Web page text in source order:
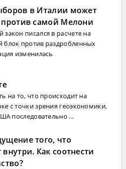
в Италии может
против самой Мелони
писался в расчете на
против раздробленных
изменилась
на то, что происходит на
с точки зрения геоэкономики,
последовательно ...
того, что
Как соотнести